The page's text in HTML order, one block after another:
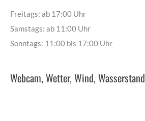
Freitags: ab 17:00 Uhr
Samstags: ab 11:00 Uhr
Sonntags: 11:00 bis 17:00 Uhr
Webcam, Wetter, Wind, Wasserstand